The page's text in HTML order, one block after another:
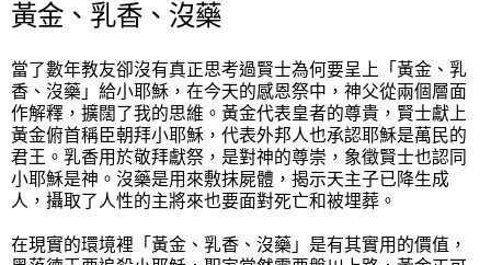
黃金、乳香、沒藥
當了數年教友卻沒有真正思考過賢士為何要呈上「黃金、乳
香、沒藥」給小耶穌，在今天的感恩祭中，神父從兩個層面
作解釋，擴闊了我的思維。黃金代表皇者的尊貴，賢士獻上
黃金俯首稱臣朝拜小耶穌，代表外邦人也承認耶穌是萬民的
君王。乳香用於敬拜獻祭，是對神的尊崇，象徵賢士也認同
小耶穌是神。沒藥是用來敷抹屍體，揭示天主子已降生成
人，攝取了人性的主將來也要面對死亡和被埋葬。
在現實的環境裡「黃金、乳香、沒藥」是有其實用的價值，